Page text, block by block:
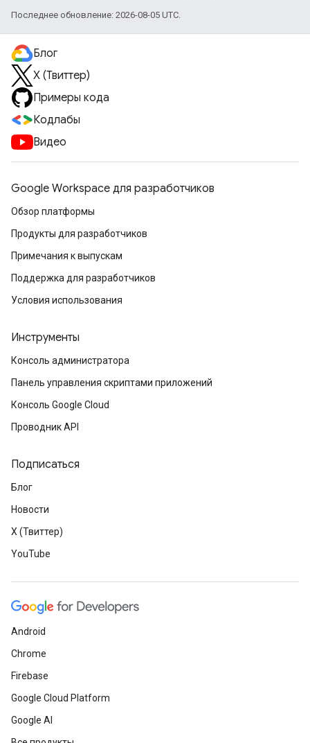
Последнее обновление: 2026-08-05 UTC.
Блог
X (Твиттер)
Примеры кода
Кодлабы
Видео
Google Workspace для разработчиков
Обзор платформы
Продукты для разработчиков
Примечания к выпускам
Поддержка для разработчиков
Условия использования
Инструменты
Консоль администратора
Панель управления скриптами приложений
Консоль Google Cloud
Проводник API
Подписаться
Блог
Новости
X (Твиттер)
YouTube
Android
Chrome
Firebase
Google Cloud Platform
Google AI